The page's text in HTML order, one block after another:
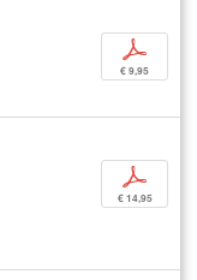
p
€ 9,95
p
€ 14,95